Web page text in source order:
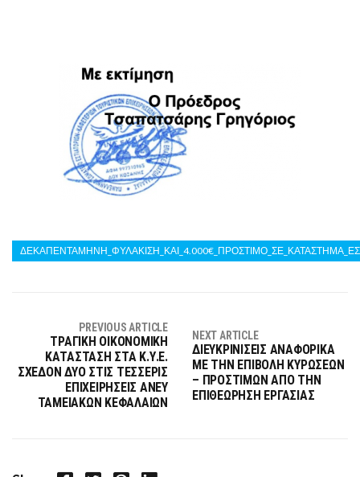
PREVIOUS ARTICLE
ΤΡΑΓΙΚΗ ΟΙΚΟΝΟΜΙΚΗ
ΚΑΤΑΣΤΑΣΗ ΣΤΑ Κ.Υ.Ε.
ΣΧΕΔΟΝ ΔΥΟ ΣΤΙΣ ΤΕΣΣΕΡΙΣ
ΕΠΙΧΕΙΡΗΣΕΙΣ ΑΝΕΥ
ΤΑΜΕΙΑΚΩΝ ΚΕΦΑΛΑΙΩΝ
NEXT ARTICLE
ΔΙΕΥΚΡΙΝΙΣΕΙΣ ΑΝΑΦΟΡΙΚΑ
ΜΕ ΤΗΝ ΕΠΙΒΟΛΗ ΚΥΡΩΣΕΩΝ
– ΠΡΟΣΤΙΜΩΝ ΑΠΟ ΤΗΝ
ΕΠΙΘΕΩΡΗΣΗ ΕΡΓΑΣΙΑΣ